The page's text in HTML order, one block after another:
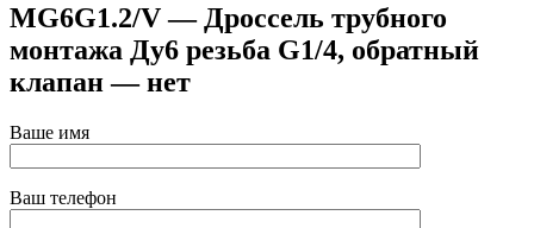
MG6G1.2/V — Дроссель трубного
монтажа Ду6 резьба G1/4, обратный
клапан — нет
Ваше имя
Ваш телефон